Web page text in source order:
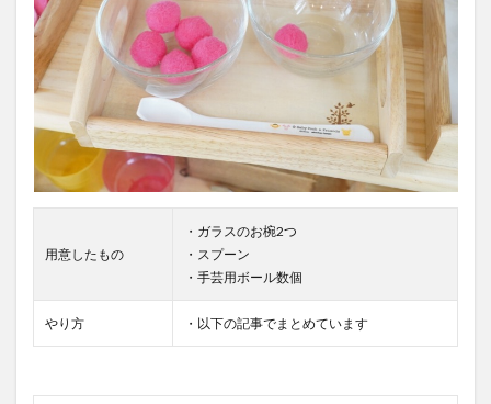
用意したもの
・ガラスのお椀2つ
・スプーン
・手芸用ボール数個
やり方 ・以下の記事でまとめています